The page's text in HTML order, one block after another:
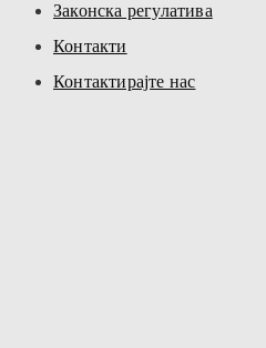
Законска регулатива
Контакти
Контактирајте нас